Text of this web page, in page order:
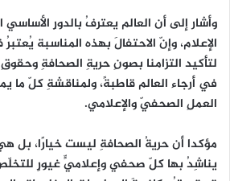
وأشار إلى أن العالم يعترفُ بالدورِ
الإعلام، وإنّ الاحتفالَ بهذه المناسبة
لتأكيد التزامنا بصونِ حريةِ الصحافةِ
في أرجاء العالم قاطبةً، ولمناقشةِ كلّ ما
العملِ الصحفيّ والإعلامي.
مؤكدا أن حريةُ الصحافةِ ليست خيارًا، بل
يناشِدُ بها كلّ صحفي وإعلاميٍّ غيورٍ